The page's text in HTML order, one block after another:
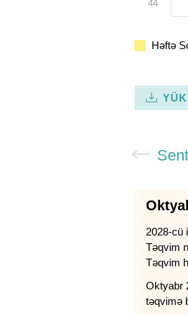
44
Həftə
2028-cü
Təqvim
Təqvim
Oktyabr
təqvimə